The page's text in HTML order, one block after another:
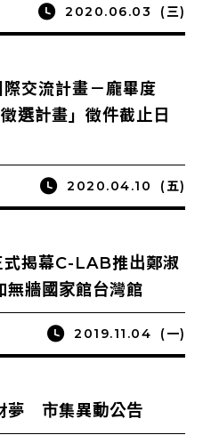
2020.06.03 (三)
交流計畫－龐畢度
選計畫」徵件截止日
2020.04.10 (五)
揭幕C-LAB推出鄭淑
無牆國家館台灣館
2019.11.04 (一)
夢 市集異動公告